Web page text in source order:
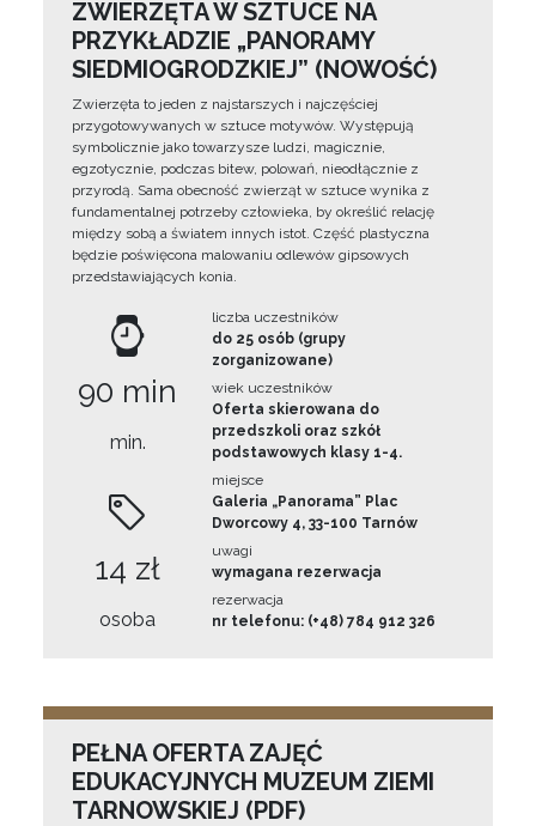
ZWIERZĘTA W SZTUCE NA
PRZYKŁADZIE „PANORAMY
SIEDMIOGRODZKIEJ” (NOWOŚĆ)
Zwierzęta to jeden z najstarszych i najczęściej
przygotowywanych w sztuce motywów. Występują
symbolicznie jako towarzysze ludzi, magicznie,
egzotycznie, podczas bitew, polowań, nieodłącznie z
przyrodą. Sama obecność zwierząt w sztuce wynika z
fundamentalnej potrzeby człowieka, by określić relację
między sobą a światem innych istot. Część plastyczna
będzie poświęcona malowaniu odlewów gipsowych
przedstawiających konia.
90 min
min.
14 zł
osoba
liczba uczestników
do 25 osób (grupy
zorganizowane)
wiek uczestników
Oferta skierowana do
przedszkoli oraz szkół
podstawowych klasy 1-4.
miejsce
Galeria „Panorama” Plac
Dworcowy 4, 33-100 Tarnów
uwagi
wymagana rezerwacja
rezerwacja
nr telefonu: (+48) 784 912 326
PEŁNA OFERTA ZAJĘĆ
EDUKACYJNYCH MUZEUM ZIEMI
TARNOWSKIEJ (PDF)